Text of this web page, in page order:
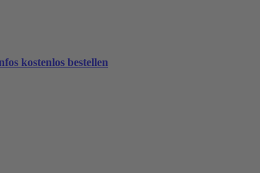
kostenlos bestellen